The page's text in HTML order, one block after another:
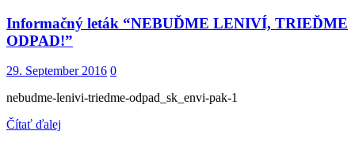
Informačný leták “NEBUĎME LENIVÍ, TRIEĎME
ODPAD!”
29. September 2016 0
nebudme-lenivi-triedme-odpad_sk_envi-pak-1
Čítať ďalej